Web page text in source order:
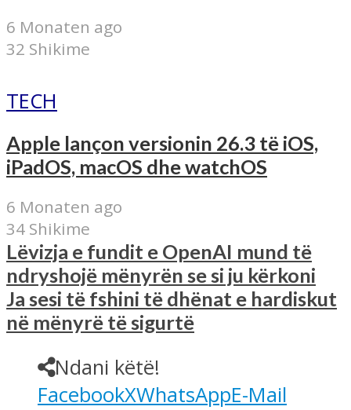
6 Monaten ago
32 Shikime
TECH
Apple lançon versionin 26.3 të iOS,
iPadOS, macOS dhe watchOS
6 Monaten ago
34 Shikime
Lëvizja e fundit e OpenAI mund të
ndryshojë mënyrën se si ju kërkoni
Ja sesi të fshini të dhënat e hardiskut
në mënyrë të sigurtë
Ndani këtë!
FacebookXWhatsAppE-Mail